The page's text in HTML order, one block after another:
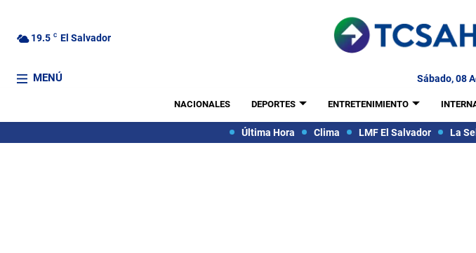
19.5 C El Salvador
MENÚ Sábado, 08
NACIONALES DEPORTES ENTRETENIMIENTO
Última Hora Clima LMF El Salvador La